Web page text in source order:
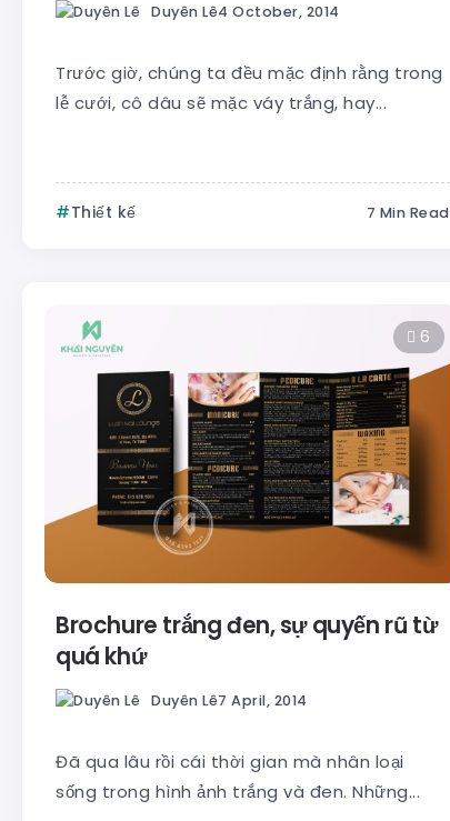
Duyên Lê4 October, 2014
Trước giờ, chúng ta đều mặc định rằng trong
lễ cưới, cô dâu sẽ mặc váy trắng, hay...
Thiết kế 7 Min Read
6
Brochure trắng đen, sự quyến rũ từ
quá khứ
Duyên Lê7 April, 2014
Đã qua lâu rồi cái thời gian mà nhân loại
sống trong hình ảnh trắng và đen. Những...